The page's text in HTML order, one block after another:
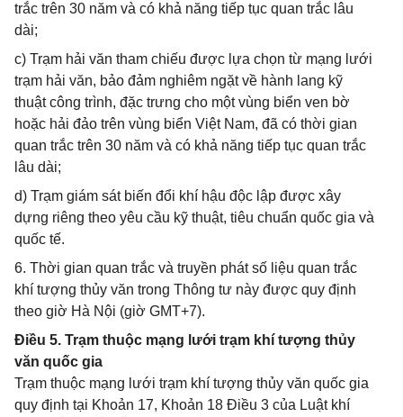
trắc trên 30 năm và có khả năng tiếp tục quan trắc lâu
dài;
c) Trạm hải văn tham chiếu được lựa chọn từ mạng lưới
trạm hải văn, bảo đảm nghiêm ngặt về hành lang kỹ
thuật công trình, đặc trưng cho một vùng biển ven bờ
hoặc hải đảo trên vùng biển Việt Nam, đã có thời gian
quan trắc trên 30 năm và có khả năng tiếp tục quan trắc
lâu dài;
d) Trạm giám sát biến đổi khí hậu độc lập được xây
dựng riêng theo yêu cầu kỹ thuật, tiêu chuẩn quốc gia và
quốc tế.
6. Thời gian quan trắc và truyền phát số liệu quan trắc
khí tượng thủy văn trong Thông tư này được quy định
theo giờ Hà Nội (giờ GMT+7).
Điều 5. Trạm thuộc mạng lưới trạm khí tượng thủy
văn quốc gia
Trạm thuộc mạng lưới trạm khí tượng thủy văn quốc gia
quy định tại Khoản 17, Khoản 18 Điều 3 của Luật khí